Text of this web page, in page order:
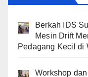
Berkah IDS
Mesin Drift
Pedagang Kecil di
Workshop